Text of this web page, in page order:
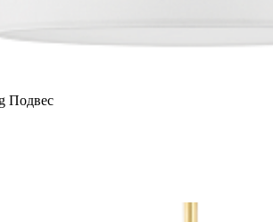
Подвес